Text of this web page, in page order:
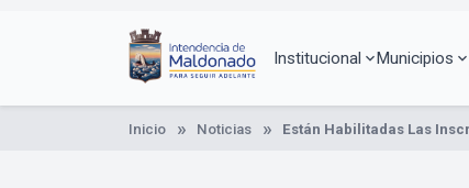
Institucional Municipios
Inicio Noticias Están Habilitadas Las